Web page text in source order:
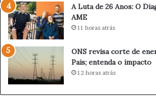
a
p
a
c
a
r
i
o
A Luta de 26 Anos: O
AME
11 horas atrás
ONS revisa corte de
Pais; entenda o impacto
12 horas atrás